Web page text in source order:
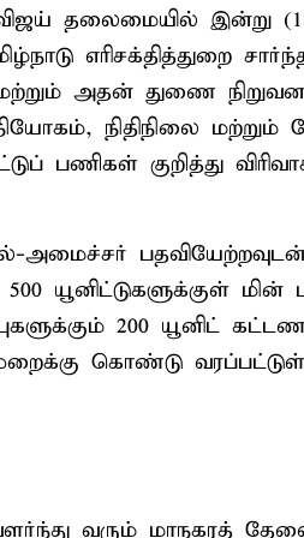
தலைமையில் இன்று
எரிசக்தித்துறை
மற்றும் அதன் துணை
நிதிநிலை மற்றும்
பணிகள் குறித்து
அமைச்சர்
யூனிட்டுகளுக்குள் மின்
200 யூனிட்
கொண்டு
வரும் மாநகரத்